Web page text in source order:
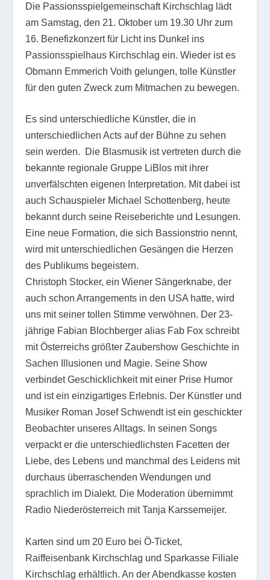
Die Passionsspielgemeinschaft Kirchschlag lädt
am Samstag, den 21. Oktober um 19.30 Uhr zum
16. Benefizkonzert für Licht ins Dunkel ins
Passionsspielhaus Kirchschlag ein. Wieder ist es
Obmann Emmerich Voith gelungen, tolle Künstler
für den guten Zweck zum Mitmachen zu bewegen.
Es sind unterschiedliche Künstler, die in
unterschiedlichen Acts auf der Bühne zu sehen
sein werden. Die Blasmusik ist vertreten durch die
bekannte regionale Gruppe LiBlos mit ihrer
unverfälschten eigenen Interpretation. Mit dabei ist
auch Schauspieler Michael Schottenberg, heute
bekannt durch seine Reiseberichte und Lesungen.
Eine neue Formation, die sich Bassionstrio nennt,
wird mit unterschiedlichen Gesängen die Herzen
des Publikums begeistern.
Christoph Stocker, ein Wiener Sängerknabe, der
auch schon Arrangements in den USA hatte, wird
uns mit seiner tollen Stimme verwöhnen. Der 23-
jährige Fabian Blochberger alias Fab Fox schreibt
mit Österreichs größter Zaubershow Geschichte in
Sachen Illusionen und Magie. Seine Show
verbindet Geschicklichkeit mit einer Prise Humor
und ist ein einzigartiges Erlebnis. Der Künstler und
Musiker Roman Josef Schwendt ist ein geschickter
Beobachter unseres Alltags. In seinen Songs
verpackt er die unterschiedlichsten Facetten der
Liebe, des Lebens und manchmal des Leidens mit
durchaus überraschenden Wendungen und
sprachlich im Dialekt. Die Moderation übernimmt
Radio Niederösterreich mit Tanja Karssemeijer.
Karten sind um 20 Euro bei Ö-Ticket,
Raiffeisenbank Kirchschlag und Sparkasse Filiale
Kirchschlag erhältlich. An der Abendkasse kosten